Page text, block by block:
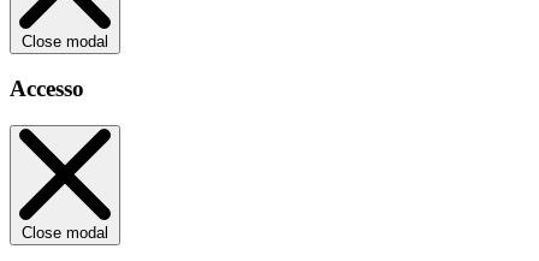
Close modal
Accesso
Close modal